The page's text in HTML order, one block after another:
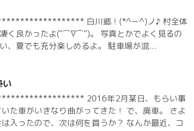
白川郷！(*^ー^)ノ♪ 村全体
く良かったよ("⌒∇⌒")。 写真とかでよく見るの
、夏でも充分楽しめるよ。 駐車場が混...
2016年2月某日、もらい事
た車がいきなり曲がってきた！ で、廃車。 さよ
入ったので、次は何を買うか？ なんか最近、コ